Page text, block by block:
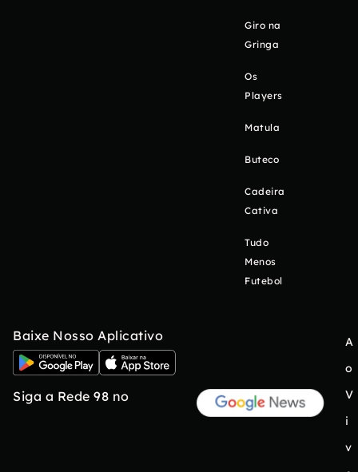
Giro na
Gringa
Os
Players
Matula
Buteco
Cadeira
Cativa
Tudo
Menos
Futebol
Baixe Nosso Aplicativo
Siga a Rede 98 no
A
o
V
i
v